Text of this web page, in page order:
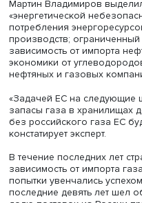
болгарский эксперт
принял участиеИлья
заместитель
изменения климата и
программы «Экономика
развитие».
Мартин Владимиров
«энергетической
потребления
производств;
зависимость от
экономики от
нефтяных и газовых